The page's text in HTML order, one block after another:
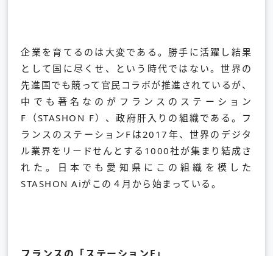
企業を育てるのは大変である。勝手に活躍し結果
として国に尽くせ、という時代ではない。世界の
先進国でも競って官民コラボが推進されているが、
中でも著名なのがフランスのステーション
F（STASHON F）、政府肝入りの組織である。フ
ランスのステーションFは2017年、世界のデジタ
ル業界をリードせんとする1000社が集まり結成さ
れた。日本でも愛知県にこの組織を模した
STASHON Aiがこの４月から始まっている。